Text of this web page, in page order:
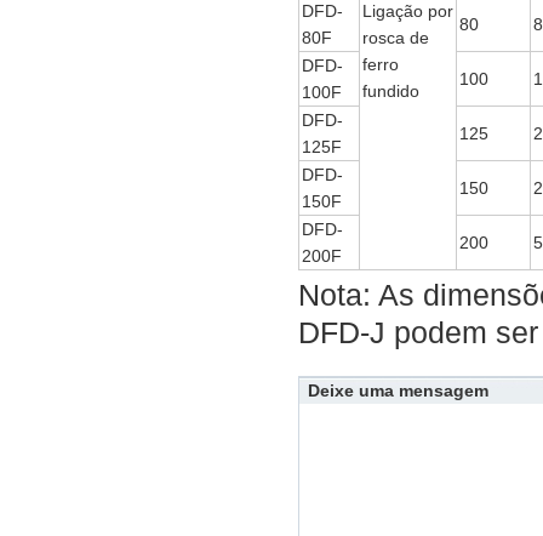
Ligação por
rosca de
ferro
fundido
DFD-
80F
80
DFD-
100F
100
DFD-
125F
125
DFD-
150F
150
DFD-
200F
200
Nota: As
DFD-J podem
Deixe uma mensagem